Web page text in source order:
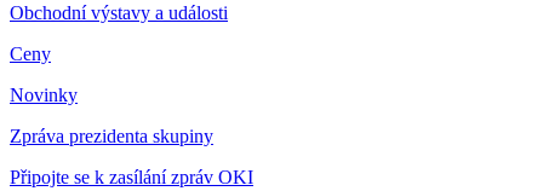
Obchodní výstavy a události
Ceny
Novinky
Zpráva prezidenta skupiny
Připojte se k zasílání zpráv OKI